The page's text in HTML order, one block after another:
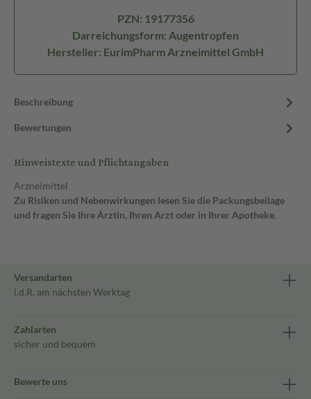
PZN: 19177356
Darreichungsform: Augentropfen
Hersteller: EurimPharm Arzneimittel GmbH
Beschreibung
Bewertungen
Hinweistexte und Pflichtangaben
Arzneimittel
Zu Risiken und Nebenwirkungen lesen Sie die Packungsbeilage
und fragen Sie Ihre Ärztin, Ihren Arzt oder in Ihrer Apotheke.
Versandarten
i.d.R. am nächsten Werktag
Zahlarten
sicher und bequem
Bewerte uns